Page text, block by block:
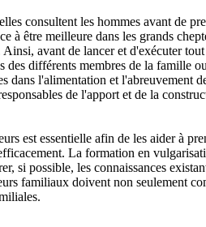
consultent les hommes avant de
être meilleure dans les grands
avant de lancer et d'exécuter
différents membres de la famille
dans l'alimentation et l'abreuvement
de l'apport et de la
est essentielle afin de les aider à
La formation en
si possible, les connaissances
familiaux doivent non seulement